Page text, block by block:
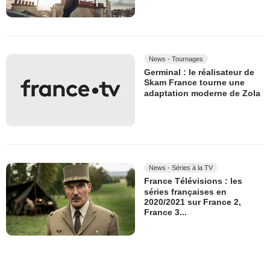
News - Tournages
Germinal : le réalisateur de
Skam France tourne une
adaptation moderne de Zola
News - Séries à la TV
France Télévisions : les
séries françaises en
2020/2021 sur France 2,
France 3...